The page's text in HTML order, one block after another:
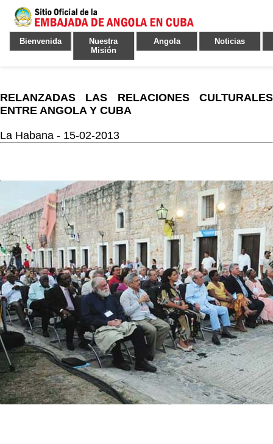
Bienvenida
Nuestra
Misión
Angola Noticias
RELANZADAS LAS RELACIONES CULTURALES
ENTRE ANGOLA Y CUBA
La Habana - 15-02-2013